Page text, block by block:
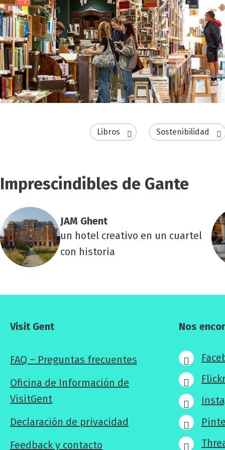
Libros Sostenibilidad
Imprescindibles de Gante
JAM Ghent
un hotel creativo en un cuartel
con historia
Visit Gent
FAQ – Preguntas frecuentes
Oficina de Información de
VisitGent
Declaración de privacidad
Feedback y contacto
Nos